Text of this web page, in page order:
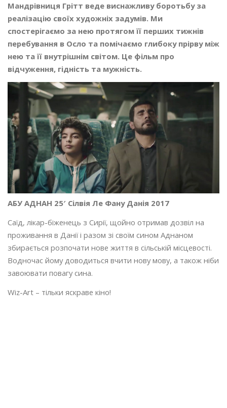
Мандрівниця Грітт веде виснажливу боротьбу за
реалізацію своїх художніх задумів. Ми
спостерігаємо за нею протягом її перших тижнів
перебування в Осло та помічаємо глибоку прірву між
нею та її внутрішнім світом. Це фільм про
відчуження, гідність та мужність.
АБУ АДНАН 25′ Сілвія Ле Фану Данія 2017
Саїд, лікар-біженець з Сирії, щойно отримав дозвіл на
проживання в Данії і разом зі своїм сином Аднаном
збирається розпочати нове життя в сільській місцевості.
Водночас йому доводиться вчити нову мову, а також ніби
завоювати повагу сина.
Wiz-Art – тільки яскраве кіно!